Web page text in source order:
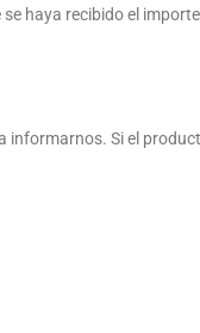
haya recibido el
informarnos. Si el